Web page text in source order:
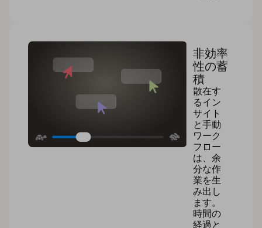
非効率
性の蓄
積
散在す
るイン
サイト
と手動
ワーク
フロー
は、余
分な作
業を生
み出し
ます。
時間の
経過と